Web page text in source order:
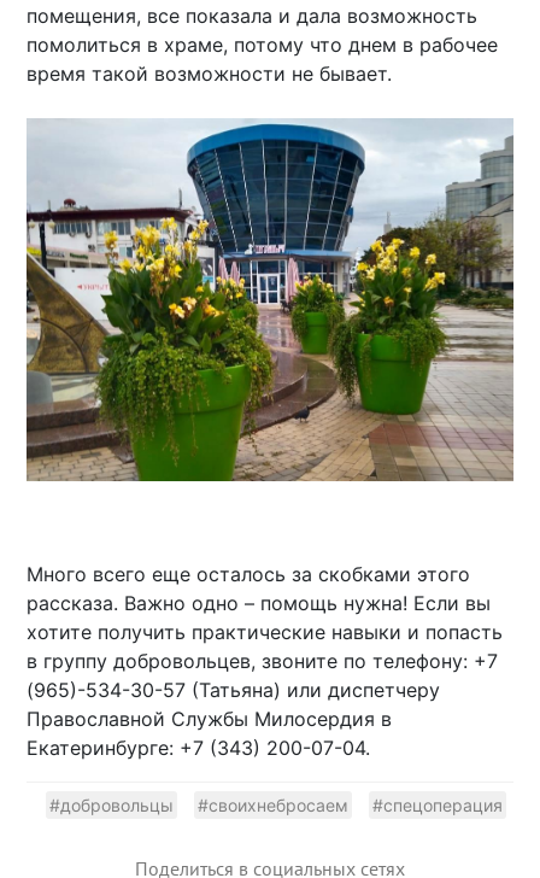
помещения, все показала и дала возможность
помолиться в храме, потому что днем в рабочее
время такой возможности не бывает.
Много всего еще осталось за скобками этого
рассказа. Важно одно – помощь нужна! Если вы
хотите получить практические навыки и попасть
в группу добровольцев, звоните по телефону: +7
(965)-534-30-57 (Татьяна) или диспетчеру
Православной Службы Милосердия в
Екатеринбурге: +7 (343) 200-07-04.
#добровольцы #своихнебросаем #спецоперация
Поделиться в социальных сетях